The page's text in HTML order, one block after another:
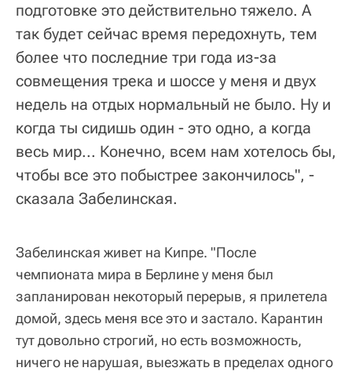
подготовке это действительно тяжело. А
так будет сейчас время передохнуть, тем
более что последние три года из-за
совмещения трека и шоссе у меня и двух
недель на отдых нормальный не было. Ну и
когда ты сидишь один - это одно, а когда
весь мир... Конечно, всем нам хотелось бы,
чтобы все это побыстрее закончилось", -
сказала Забелинская.
Забелинская живет на Кипре. "После
чемпионата мира в Берлине у меня был
запланирован некоторый перерыв, я прилетела
домой, здесь меня все это и застало. Карантин
тут довольно строгий, но есть возможность,
ничего не нарушая, выезжать в пределах одного